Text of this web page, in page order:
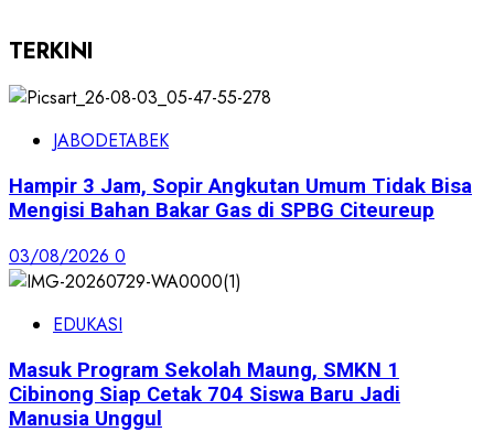
TERKINI
JABODETABEK
Hampir 3 Jam, Sopir Angkutan Umum Tidak Bisa
Mengisi Bahan Bakar Gas di SPBG Citeureup
03/08/2026 0
EDUKASI
Masuk Program Sekolah Maung, SMKN 1
Cibinong Siap Cetak 704 Siswa Baru Jadi
Manusia Unggul